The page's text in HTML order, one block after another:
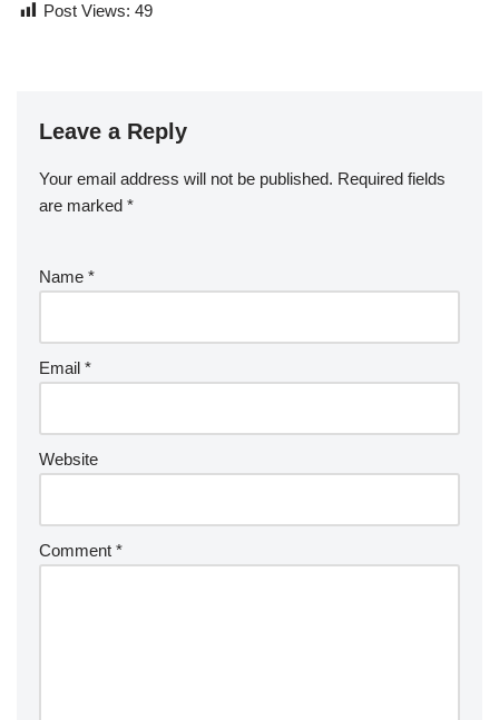
Post Views: 49
Leave a Reply
Your email address will not be published. Required fields
are marked *
Name *
Email *
Website
Comment *